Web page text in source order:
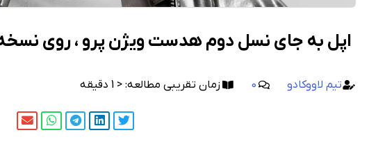
اپل به جای نسل دوم هدست ویژن پرو ، روی نسخه
تیم لاووکادو 0 زمان تقریبی مطالعه: < 1 دقیقه